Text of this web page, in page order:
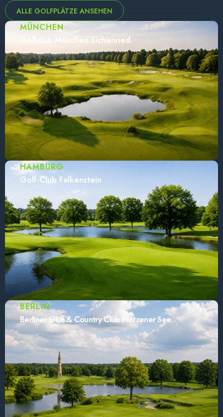
ALLE GOLFPLÄTZE ANSEHEN
MÜNCHEN
Golfclub München Eichenried
HAMBURG
Golf-Club Falkenstein
BERLIN
Berliner Golf & Country Club Motzener See